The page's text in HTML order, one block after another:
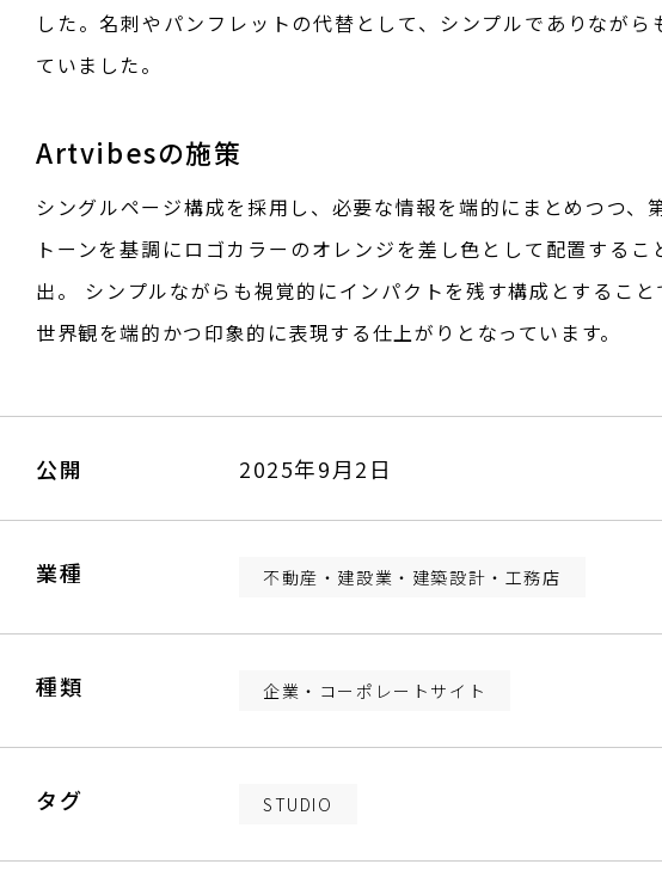
した。名刺やパンフレットの代替として、シンプルでありなが
ていました。
Artvibesの施策
シングルページ構成を採用し、必要な情報を端的にまとめつつ
トーンを基調にロゴカラーのオレンジを差し色として配置する
出。 シンプルながらも視覚的にインパクトを残す構成とするこ
世界観を端的かつ印象的に表現する仕上がりとなっています。
公開 2025年9月2日
業種 不動産・建設業・建築設計・工務店
種類 企業・コーポレートサイト
タグ STUDIO